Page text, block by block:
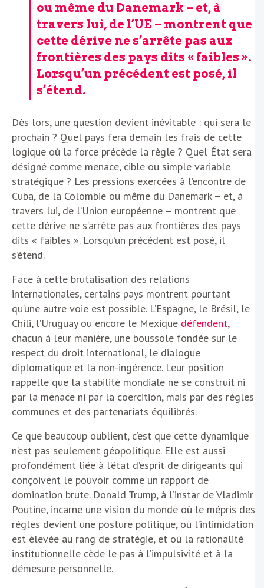
ou même du Danemark – et, à
travers lui, de l’UE – montrent que
cette dérive ne s’arrête pas aux
frontières des pays dits « faibles ».
Lorsqu’un précédent est posé, il
s’étend.
Dès lors, une question devient inévitable : qui sera le
prochain ? Quel pays fera demain les frais de cette
logique où la force précède la règle ? Quel État sera
désigné comme menace, cible ou simple variable
stratégique ? Les pressions exercées à l’encontre de
Cuba, de la Colombie ou même du Danemark – et, à
travers lui, de l’Union européenne – montrent que
cette dérive ne s’arrête pas aux frontières des pays
dits « faibles ». Lorsqu’un précédent est posé, il
s’étend.
Face à cette brutalisation des relations
internationales, certains pays montrent pourtant
qu’une autre voie est possible. L’Espagne, le Brésil, le
Chili, l’Uruguay ou encore le Mexique défendent,
chacun à leur manière, une boussole fondée sur le
respect du droit international, le dialogue
diplomatique et la non-ingérence. Leur position
rappelle que la stabilité mondiale ne se construit ni
par la menace ni par la coercition, mais par des règles
communes et des partenariats équilibrés.
Ce que beaucoup oublient, c’est que cette dynamique
n’est pas seulement géopolitique. Elle est aussi
profondément liée à l’état d’esprit de dirigeants qui
conçoivent le pouvoir comme un rapport de
domination brute. Donald Trump, à l’instar de Vladimir
Poutine, incarne une vision du monde où le mépris des
règles devient une posture politique, où l’intimidation
est élevée au rang de stratégie, et où la rationalité
institutionnelle cède le pas à l’impulsivité et à la
démesure personnelle.